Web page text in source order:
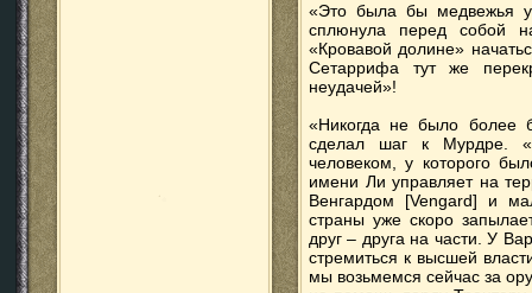
«Это была бы медвежья
сплюнула перед собой
«Кровавой долине»
Сетаррифа тут же
неудачей»!
«Никогда не было более
сделал шаг к Мурдре.
человеком, у которого
имени Ли управляет на
Венгардом [Vengard] и
страны уже скоро
друг – друга на части. У
стремиться к высшей
мы возьмемся сейчас за